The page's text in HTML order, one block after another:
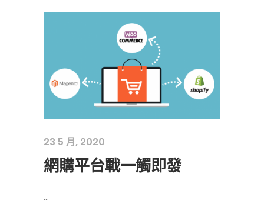
23 5 月, 2020
網購平台戰一觸即發
...